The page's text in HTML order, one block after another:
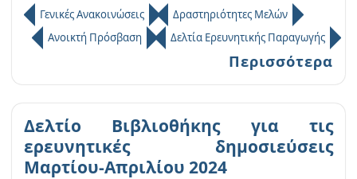
Γενικές Ανακοινώσεις
Δραστηριότητες Μελών
Ανοικτή Πρόσβαση
Δελτία Ερευνητικής Παραγωγής
Περισσότερα
Δελτίο Βιβλιοθήκης για τις
ερευνητικές δημοσιεύσεις
Μαρτίου-Απριλίου 2024